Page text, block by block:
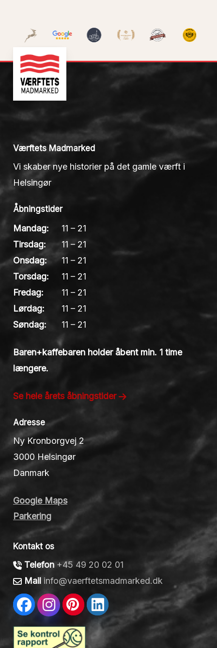
Værftets Madmarked
Vi skaber nye historier på det gamle værft i
Helsingør
Åbningstider
Mandag:
11 – 21
Tirsdag:
11 – 21
Onsdag:
11 – 21
Torsdag:
11 – 21
Fredag:
11 – 21
Lørdag:
11 – 21
Søndag:
11 – 21
Baren+kaffebaren holder åbent min. 1 time
længere.
Se hele årets åbningstider
Adresse
Ny Kronborgvej 2
3000 Helsingør
Danmark
Google Maps
Parkering
Kontakt os
Telefon +45 49 20 02 01
Mail info@vaerftetsmadmarked.dk